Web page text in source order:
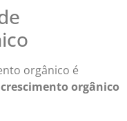
orgânico é
crescimento orgânico